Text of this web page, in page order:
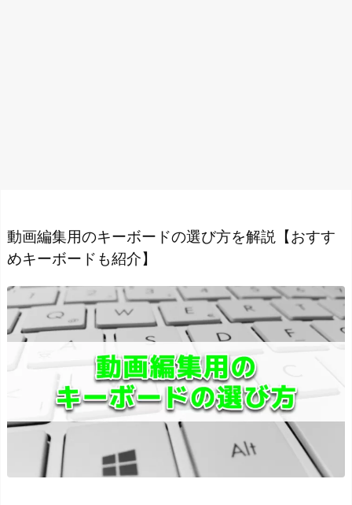
動画編集用のキーボードの選び方を解説【おすす
めキーボードも紹介】